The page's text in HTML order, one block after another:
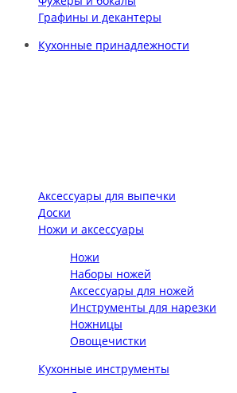
Графины и декантеры
Кухонные принадлежности
Аксессуары для выпечки
Доски
Ножи и аксессуары
Ножи
Наборы ножей
Аксессуары для ножей
Инструменты для нарезки
Ножницы
Овощечистки
Кухонные инструменты